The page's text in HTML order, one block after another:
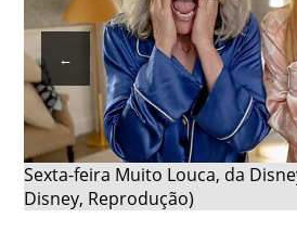
Sexta-feira Muito Louca, da
Disney, Reprodução)
←